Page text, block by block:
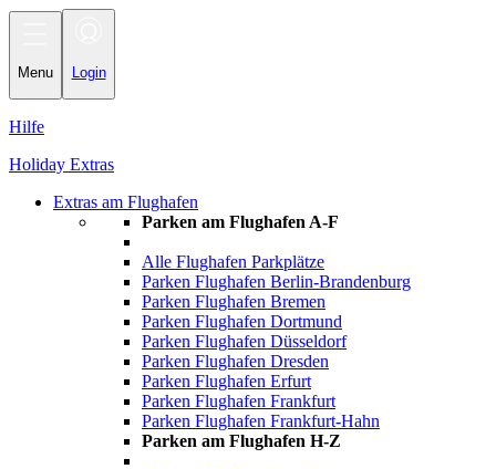
Menu Login
Hilfe
Holiday Extras
Extras am Flughafen
Parken am Flughafen A-F
Alle Flughafen Parkplätze
Parken Flughafen Berlin-Brandenburg
Parken Flughafen Bremen
Parken Flughafen Dortmund
Parken Flughafen Düsseldorf
Parken Flughafen Dresden
Parken Flughafen Erfurt
Parken Flughafen Frankfurt
Parken Flughafen Frankfurt-Hahn
Parken am Flughafen H-Z